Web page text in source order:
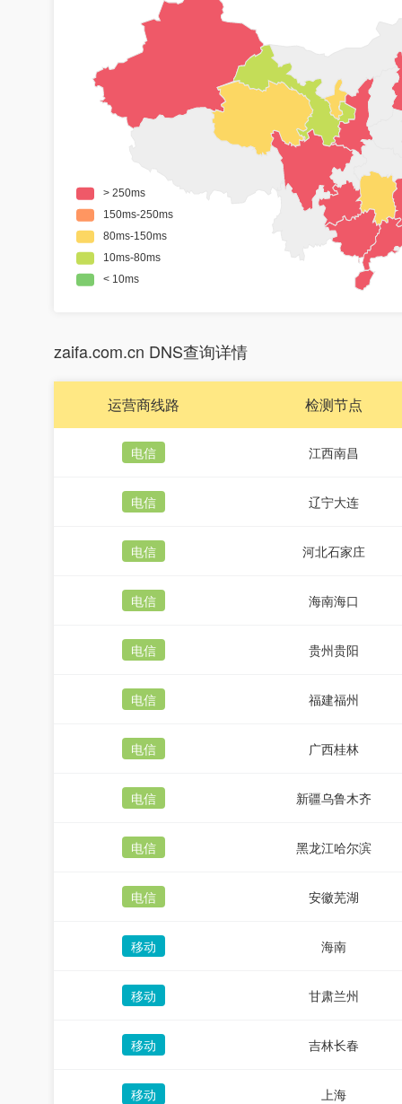
zaifa.com.cn DNS查询详情
运营商线路 检测节点
电信 江西南昌
电信 辽宁大连
电信 河北石家庄
电信 海南海口
电信 贵州贵阳
电信 福建福州
电信 广西桂林
电信 新疆乌鲁木齐
电信 黑龙江哈尔滨
电信 安徽芜湖
移动 海南
移动 甘肃兰州
移动 吉林长春
移动 上海